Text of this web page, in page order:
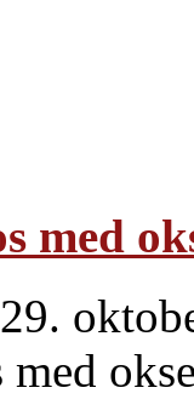
med